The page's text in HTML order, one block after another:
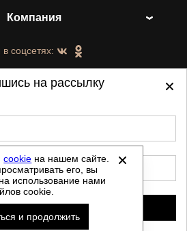
Компания
соцсетях:
ShoesTown.ru - все права
защищены.
интернет магазином и
публичной офертой.
персональных данных
-
cookie на нашем сайте.
его, вы
использование нами
cookie.
и продолжить
на рассылку